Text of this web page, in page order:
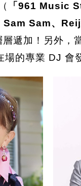
「961 Music
Sam Sam、
遞加！另外，
場的專業 DJ 會